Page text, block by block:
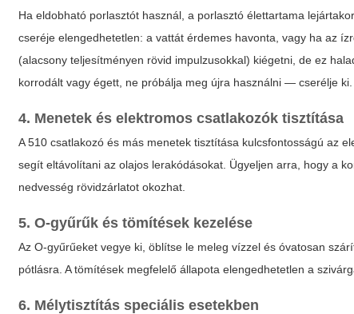
Ha eldobható porlasztót használ, a porlasztó élettartama
cseréje elengedhetetlen: a vattát érdemes havonta, vagy ha az
(alacsony teljesítményen rövid impulzusokkal) kiégetni, de ez
korrodált vagy égett, ne próbálja meg újra használni — cserélje ki.
4. Menetek és elektromos csatlakozók tisztítása
A 510 csatlakozó és más menetek tisztítása kulcsfontosságú az
segít eltávolítani az olajos lerakódásokat. Ügyeljen arra, hogy a
nedvesség rövidzárlatot okozhat.
5. O-gyűrűk és tömítések kezelése
Az O-gyűrűeket vegye ki, öblítse le meleg vízzel és óvatosan
pótlásra. A tömítések megfelelő állapota elengedhetetlen a
6. Mélytisztítás speciális esetekben